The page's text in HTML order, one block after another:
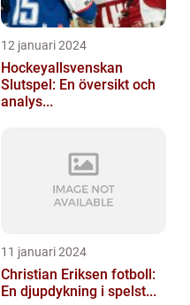
12 januari 2024
Hockeyallsvenskan
Slutspel: En översikt och
analys...
11 januari 2024
Christian Eriksen fotboll:
En djupdykning i spelst...